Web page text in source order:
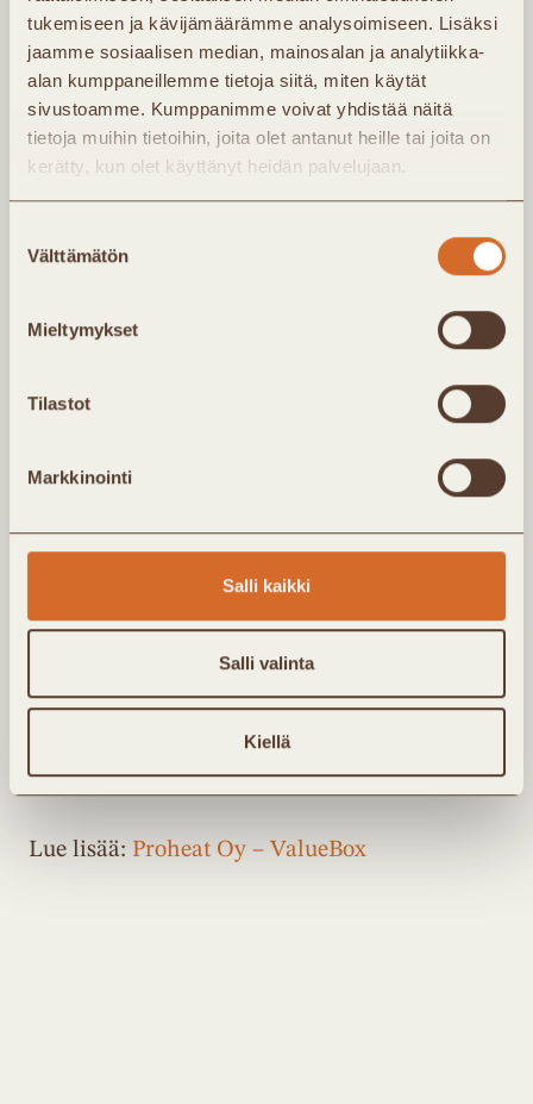
tukemiseen ja kävijämäärämme analysoimiseen. Lisäksi
jaamme sosiaalisen median, mainosalan ja analytiikka-
alan kumppaneillemme tietoja siitä, miten käytät
sivustoamme. Kumppanimme voivat yhdistää näitä
tietoja muihin tietoihin, joita olet antanut heille tai joita on
kerätty, kun olet käyttänyt heidän palvelujaan.
valinta
Välttämätön
Mieltymykset
Tilastot
Markkinointi
Salli kaikki
Salli valinta
Kiellä
hankepäätöksestä tuotantoon. Investointi
voidaan toteuttaa myös leasing-mallilla,
jolloin merkittävää pääomaa ei tarvitse sitoa
hankkeen alkuvaiheessa.
Lämpöpumppujärjestelmä voidaan myös
yhteistyölle. Energiajärjestelmän muutos
kiinteistöjen omistajien, teollisuuden ja
parhaat ratkaisut syntyvät yhdistämällä eri
saavuttamiseksi.
Etsimme energiayhtiöitä, jotka haluavat olla
kehittämässä tulevaisuuden vähäpäästöisiä
lämmitysratkaisuja ja toimia
energiateknologian edelläkävijöinä omilla
markkina-alueillaan.
Lue lisää: Proheat Oy – ValueBox